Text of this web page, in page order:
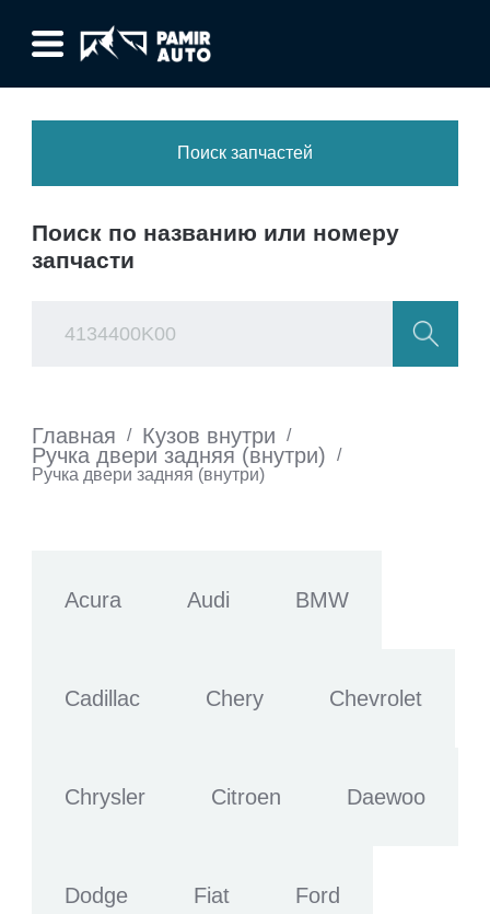
Поиск запчастей
Поиск по названию или номеру
запчасти
Главная / Кузов внутри /
Ручка двери задняя (внутри)
/
Ручка двери задняя (внутри)
Acura Audi BMW
Cadillac Chery Chevrolet
Chrysler Citroen Daewoo
Dodge Fiat Ford